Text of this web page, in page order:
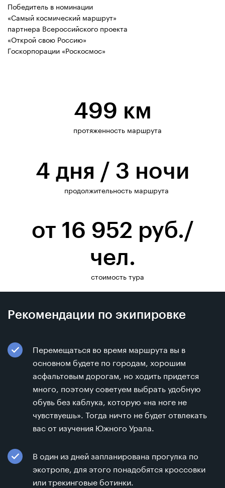
Победитель в номинации
«Самый космический маршрут»
партнера Всероссийского проекта
«Открой свою Россию»
Госкорпорации «Роскосмос»
499 км
протяженность маршрута
4 дня / 3 ночи
продолжительность маршрута
от 16 952 руб./
чел.
стоимость тура
Рекомендации по экипировке
Перемещаться во время маршрута вы в
основном будете по городам, хорошим
асфальтовым дорогам, но ходить придется
много, поэтому советуем выбрать удобную
обувь без каблука, которую «на ноге не
чувствуешь». Тогда ничто не будет отвлекать
вас от изучения Южного Урала.
В один из дней запланирована прогулка по
экотропе, для этого понадобятся кроссовки
или трекинговые ботинки.